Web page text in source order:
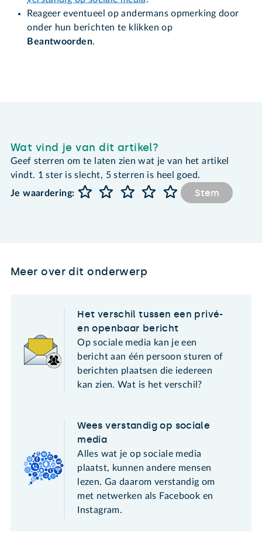
Reageer eventueel op andermans opmerking door
onder hun berichten te klikken op
Beantwoorden.
Wat vind je van dit artikel?
Geef sterren om te laten zien wat je van het artikel
vindt. 1 ster is slecht, 5 sterren is heel goed.
Je waardering:
Stem
Meer over dit onderwerp
Het verschil tussen een privé-
en openbaar bericht
Op sociale media kan je een
bericht aan één persoon sturen of
berichten plaatsen die iedereen
kan zien. Wat is het verschil?
Wees verstandig op sociale
media
Alles wat je op sociale media
plaatst, kunnen andere mensen
lezen. Ga daarom verstandig om
met netwerken als Facebook en
Instagram.